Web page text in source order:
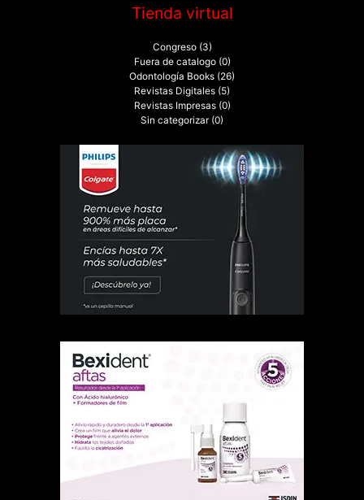
Tienda virtual
Congreso (3)
Fuera de catalogo (0)
Odontología Books (26)
Revistas Digitales (5)
Revistas Impresas (0)
Sin categorizar (0)